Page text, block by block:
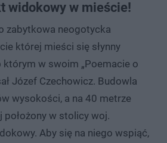
widokowy w mieście!
zabytkowa neogotycka
której mieści się słynny
którym w swoim „Poemacie o
Józef Czechowicz. Budowla
wysokości, a na 40 metrze
położony w stolicy woj.
Aby się na niego wspiąć,